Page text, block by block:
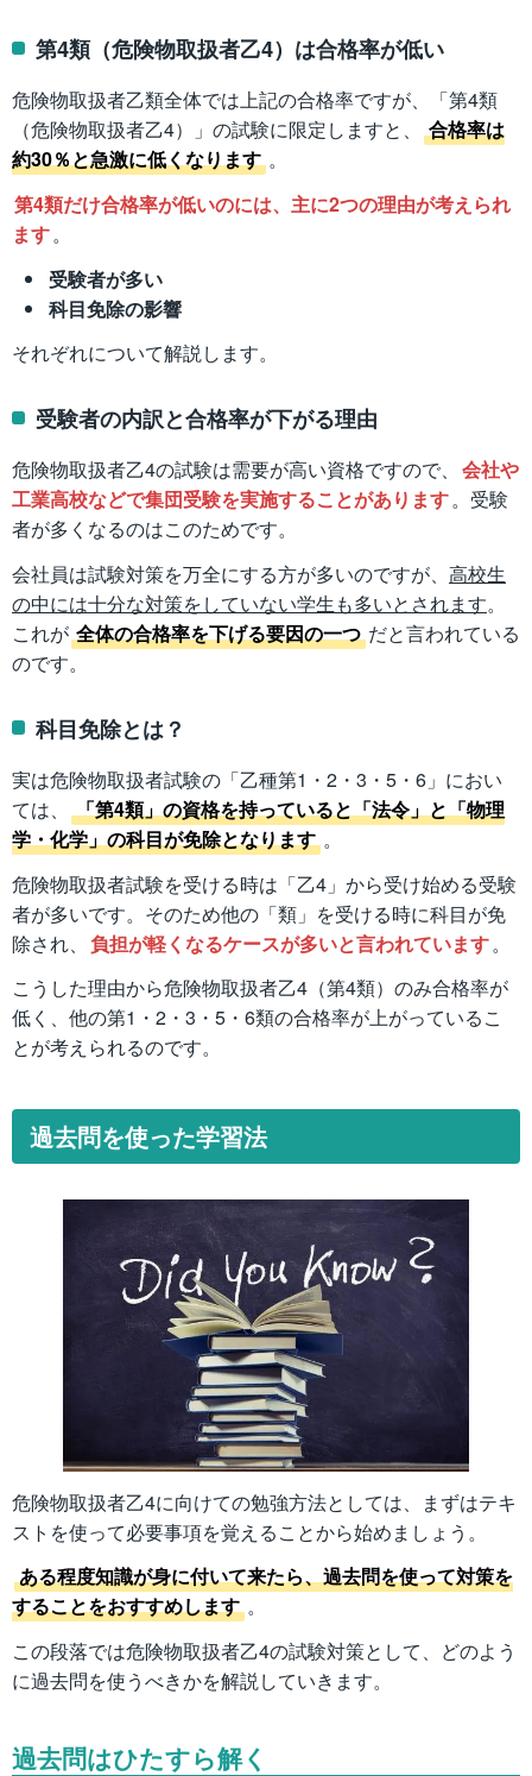
第4類（危険物取扱者乙4）は合格率が低い
危険物取扱者乙類全体では上記の合格率ですが、「第4類
（危険物取扱者乙4）」の試験に限定しますと、
合格率は
約30％と急激に低くなります 。
第4類だけ合格率が低いのには、主に2つの理由が考えられ
ます。
受験者が多い
科目免除の影響
それぞれについて解説します。
受験者の内訳と合格率が下がる理由
危険物取扱者乙4の試験は需要が高い資格ですので、 会社や
工業高校などで集団受験を実施することがあります。受験
者が多くなるのはこのためです。
会社員は試験対策を万全にする方が多いのですが、 高校生
の中には十分な対策をしていない学生も多いとされます。
これが 全体の合格率を下げる要因の一つ だと言われている
のです。
科目免除とは？
実は危険物取扱者試験の「乙種第1・2・3・5・6」におい
ては、
「第4類」の資格を持っていると「法令」と「物理
学・化学」の科目が免除となります 。
危険物取扱者試験を受ける時は「乙4」から受け始める受験
者が多いです。そのため他の「類」を受ける時に科目が免
除され、 負担が軽くなるケースが多いと言われています。
こうした理由から危険物取扱者乙4（第4類）のみ合格率が
低く、他の第1・2・3・5・6類の合格率が上がっているこ
とが考えられるのです。
過去問を使った学習法
危険物取扱者乙4に向けての勉強方法としては、まずはテキ
ストを使って必要事項を覚えることから始めましょう。
ある程度知識が身に付いて来たら、過去問を使って対策を
することをおすすめします 。
この段落では危険物取扱者乙4の試験対策として、どのよう
に過去問を使うべきかを解説していきます。
過去問はひたすら解く